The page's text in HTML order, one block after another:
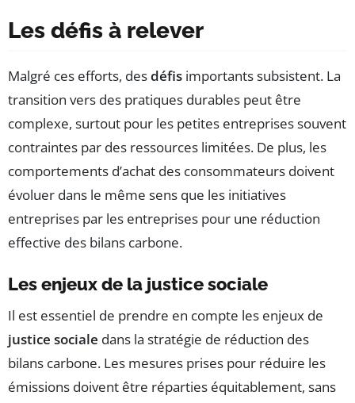
Les défis à relever
Malgré ces efforts, desdéfis importants subsistent. La
transition vers des pratiques durables peut être
complexe, surtout pour les petites entreprises souvent
contraintes par des ressources limitées. De plus, les
comportements d’achat des consommateurs doivent
évoluer dans le même sens que les initiatives
entreprises par les entreprises pour une réduction
effective des bilans carbone.
Les enjeux de la justice sociale
Il est essentiel de prendre en compte les enjeux de
justice sociale dans la stratégie de réduction des
bilans carbone. Les mesures prises pour réduire les
émissions doivent être réparties équitablement, sans